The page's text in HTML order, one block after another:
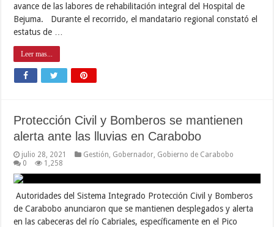
avance de las labores de rehabilitación integral del Hospital de
Bejuma. Durante el recorrido, el mandatario regional constató el
estatus de …
Leer mas...
Protección Civil y Bomberos se mantienen
alerta ante las lluvias en Carabobo
julio 28, 2021 Gestión Gobernador Gobierno de Carabobo
0
1,258
Autoridades del Sistema Integrado Protección Civil y Bomberos
de Carabobo anunciaron que se mantienen desplegados y alerta
en las cabeceras del río Cabriales, específicamente en el Pico